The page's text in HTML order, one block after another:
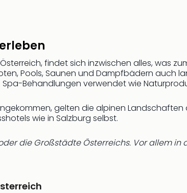
findet sich inzwischen alles, was
Pools, Saunen und Dampfbädern auch
Behandlungen verwendet wie
gelten die alpinen
wie in Salzburg selbst.
die Großstädte Österreichs. Vor allem in